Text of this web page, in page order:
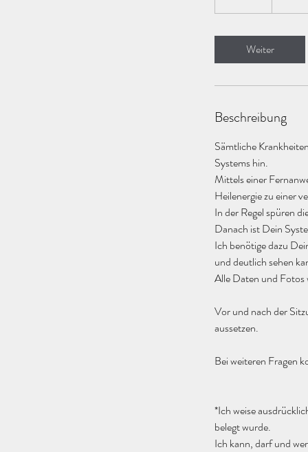
0
i
n
Weiter
Beschreibung
Sämtliche
Systems hin.
Mittels einer
Heilenergie zu einer
In der Regel spüren
Danach ist Dein
Ich benötige dazu
und deutlich sehen
Alle Daten und Fotos
Vor und nach der
aussetzen.
Bei weiteren Fragen
*Ich weise
belegt wurde.
Ich kann, darf und